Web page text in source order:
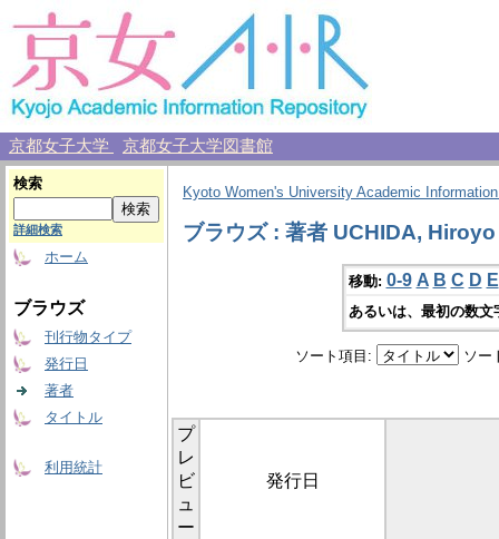
京都女子大学 京都女子大学図書館
検索
詳細検索
ホーム
ブラウズ
刊行物タイプ
発行日
著者
タイトル
利用統計
Kyoto Women's University Academic
ブラウズ : 著者 UCHIDA, Hiroyo
移動: 0-9 A B C D E
あるいは、最初の数
ソート項目: ソー
プ
レ
ビ
ュ
ー
発行日